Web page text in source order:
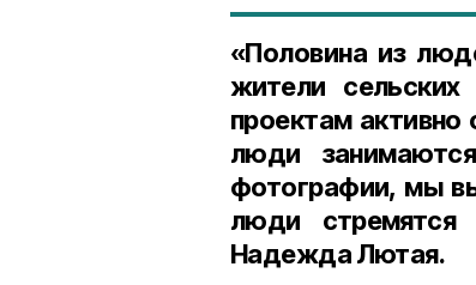
«Половина из
жители
проектам активно
люди
фотографии, мы
люди стремятся
Надежда Лютая.